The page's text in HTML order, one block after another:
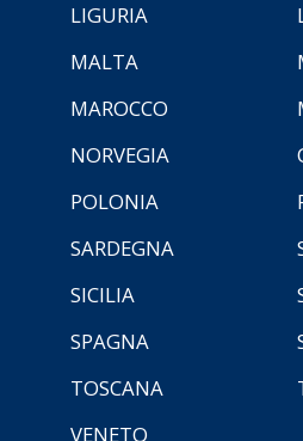
LIGURIA
MALTA
MAROCCO
NORVEGIA
POLONIA
SARDEGNA
SICILIA
SPAGNA
TOSCANA
VENETO